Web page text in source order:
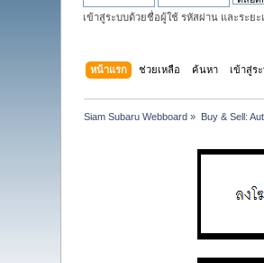
เข้าสู่ระบบด้วยชื่อผู้ใช้ รหัสผ่าน และระยะ
หน้าแรก ช่วยเหลือ ค้นหา เข้าสู่ร
Siam Subaru Webboard » Buy & Sell: